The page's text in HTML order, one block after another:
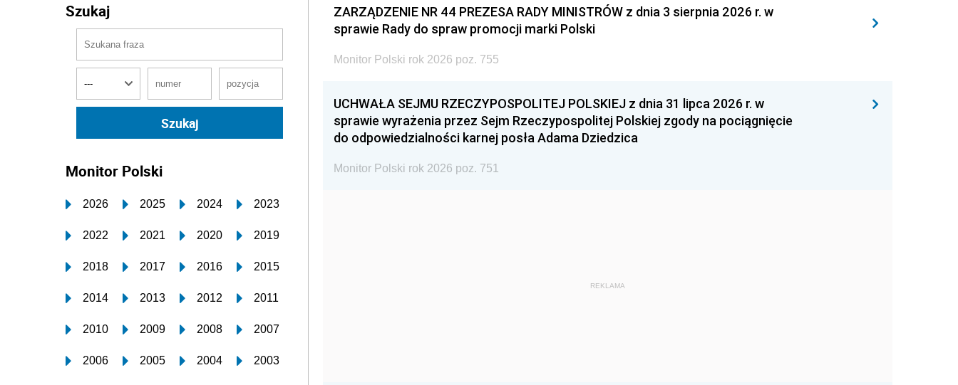
Szukaj
Monitor Polski
2026 2025 2024 2023
2022 2021 2020 2019
2018 2017 2016 2015
2014 2013 2012 2011
2010 2009 2008 2007
2006 2005 2004 2003
ZARZĄDZENIE NR 44 PREZESA RADY MINISTRÓW z dnia 3 sierpnia 2026 r. w
sprawie Rady do spraw promocji marki Polski
Monitor Polski rok 2026 poz. 755
UCHWAŁA SEJMU RZECZYPOSPOLITEJ POLSKIEJ z dnia 31 lipca 2026 r. w
sprawie wyrażenia przez Sejm Rzeczypospolitej Polskiej zgody na pociągnięcie
do odpowiedzialności karnej posła Adama Dziedzica
Monitor Polski rok 2026 poz. 751
REKLAMA